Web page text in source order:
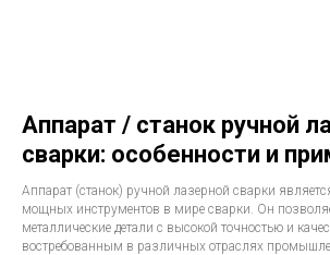
Аппарат / станок ручной
сварки: особенности и
Аппарат (станок) ручной лазерной сварки
мощных инструментов в мире сварки. Он
металлические детали с высокой точностью и
востребованным в различных отраслях